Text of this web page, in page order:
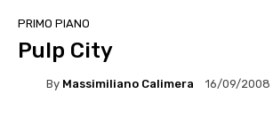
PRIMO PIANO
Pulp City
By Massimiliano Calimera 16/09/2008